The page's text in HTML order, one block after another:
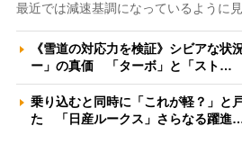
最近では減速基調になっているように
《雪道の対応力を検証》シビアな状
ー」の真価 「ターボ」と「スト…
乗り込むと同時に「これが軽？」と
た 「日産ルークス」さらなる躍進